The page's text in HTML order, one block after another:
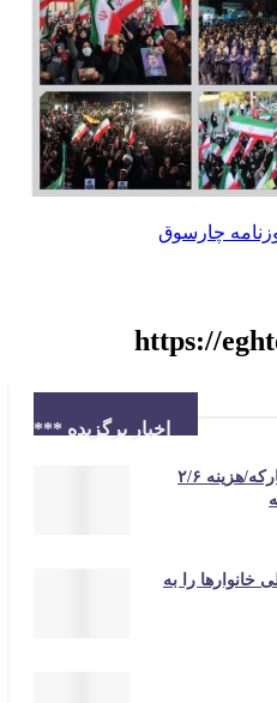
چارسوق
https://
اخبار برگزیده ***
📸 بریزوبپاش‌های عجیب فولاد مبارکه/هزینه ۲/۶
خانوارها را به